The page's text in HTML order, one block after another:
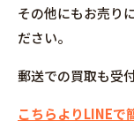
その他にもお売り
ださい。
郵送での買取も受
こちらよりLINEで